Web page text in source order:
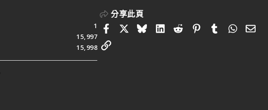
1
15,997
15,998
分享此頁
FacebookBlueskyLinkedIn
RedditPinterestTumblr 電
連結